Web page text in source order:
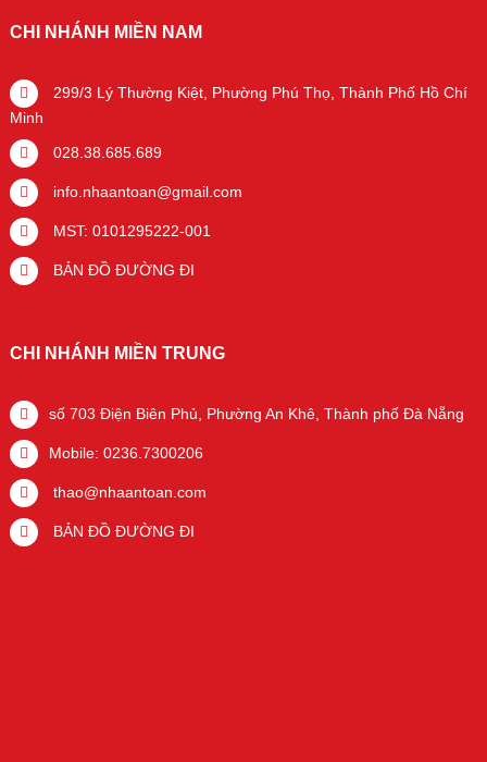
CHI NHÁNH MIỀN NAM
299/3 Lý Thường Kiệt, Phường Phú Thọ, Thành Phố Hồ Chí
Minh
028.38.685.689
info.nhaantoan@gmail.com
MST: 0101295222-001
BẢN ĐỒ ĐƯỜNG ĐI
CHI NHÁNH MIỀN TRUNG
số 703 Điện Biên Phủ, Phường An Khê, Thành phố Đà Nẵng
Mobile: 0236.7300206
thao@nhaantoan.com
BẢN ĐỒ ĐƯỜNG ĐI